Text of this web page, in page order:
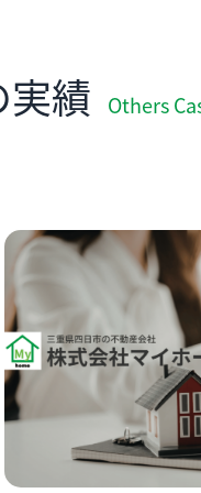
実績 Others